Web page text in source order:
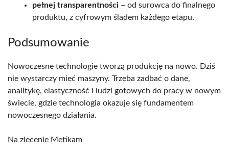
pełnej transparentności – od surowca do finalnego
produktu, z cyfrowym śladem każdego etapu.
Podsumowanie
Nowoczesne technologie tworzą produkcję na nowo. Dziś
nie wystarczy mieć maszyny. Trzeba zadbać o dane,
analitykę, elastyczność i ludzi gotowych do pracy w nowym
świecie, gdzie technologia okazuje się fundamentem
nowoczesnego działania.
Na zlecenie Metikam